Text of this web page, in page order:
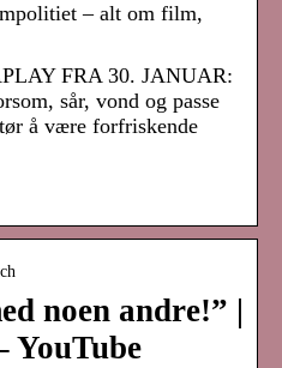
– alt om film,
FRA 30. JANUAR:
sår, vond og passe
å være forfriskende
noen andre!” |
YouTube